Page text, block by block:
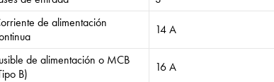
de alimentación
14 A
de alimentación o MCB
B)
16 A